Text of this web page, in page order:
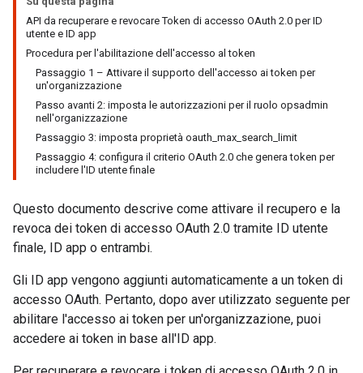
API da recuperare e revocare Token di accesso OAuth 2.0 per ID
utente e ID app
Procedura per l'abilitazione dell'accesso al token
Passaggio 1 – Attivare il supporto dell'accesso ai token per
un'organizzazione
Passo avanti 2: imposta le autorizzazioni per il ruolo opsadmin
nell'organizzazione
Passaggio 3: imposta proprietà oauth_max_search_limit
Passaggio 4: configura il criterio OAuth 2.0 che genera token per
includere l'ID utente finale
Questo documento descrive come attivare il recupero e la
revoca dei token di accesso OAuth 2.0 tramite ID utente
finale, ID app o entrambi.
Gli ID app vengono aggiunti automaticamente a un token di
accesso OAuth. Pertanto, dopo aver utilizzato seguente per
abilitare l'accesso ai token per un'organizzazione, puoi
accedere ai token in base all'ID app.